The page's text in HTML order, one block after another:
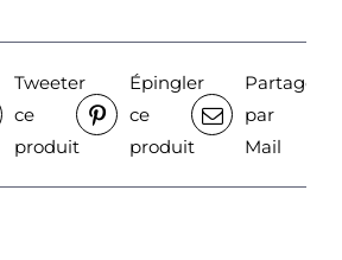
Tweeter
ce
produit
Épingler
ce
produit
Partager
par
Mail